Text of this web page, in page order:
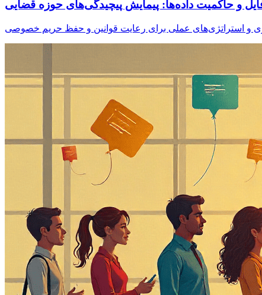
و حاکمیت داده‌ها: پیمایش پیچیدگی‌های حوزه قضایی